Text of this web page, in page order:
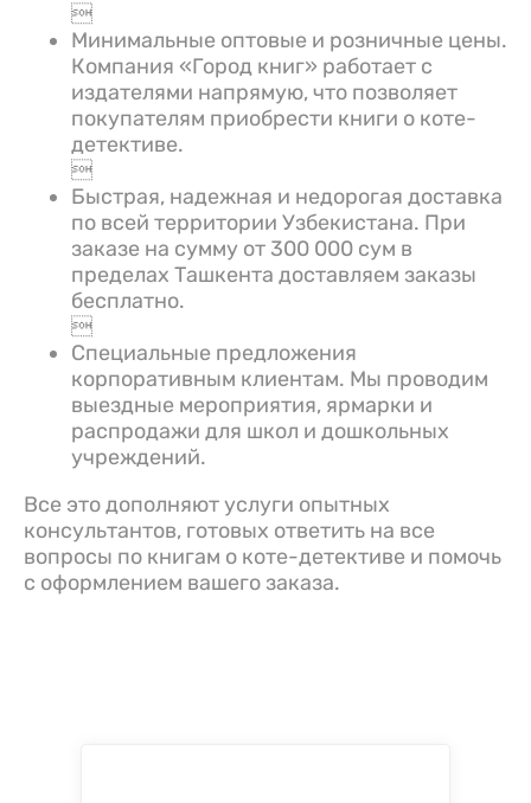

Минимальные оптовые и розничные цены.
Компания «Город книг» работает с
издателями напрямую, что позволяет
покупателям приобрести книги о коте-
детективе.

Быстрая, надежная и недорогая доставка
по всей территории Узбекистана. При
заказе на сумму от 300 000 сум в
пределах Ташкента доставляем заказы
бесплатно.

Специальные предложения
корпоративным клиентам. Мы проводим
выездные мероприятия, ярмарки и
распродажи для школ и дошкольных
учреждений.
Все это дополняют услуги опытных
консультантов, готовых ответить на все
вопросы по книгам о коте-детективе и помочь
с оформлением вашего заказа.